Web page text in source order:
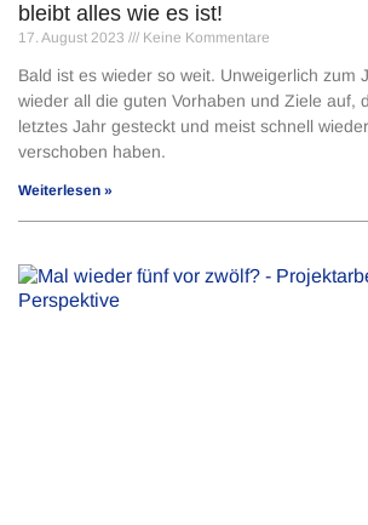
bleibt alles wie es ist!
17. August 2023 Keine Kommentare
Bald ist es wieder so weit. Unweigerlich zum
wieder all die guten Vorhaben und Ziele auf,
letztes Jahr gesteckt und meist schnell
verschoben haben.
Weiterlesen »